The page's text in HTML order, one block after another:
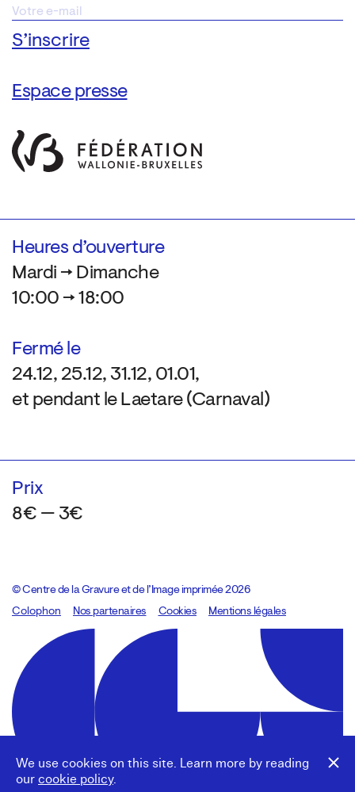
We use cookies on this site. Learn more by reading
our cookie policy.
Espace presse
Heures d’ouverture
Mardi → Dimanche
10:00 → 18:00
Fermé le
24.12, 25.12, 31.12, 01.01,
et pendant le Laetare (Carnaval)
Prix
8€ — 3€
© Centre de la Gravure et de l’Image imprimée 2026
Colophon
Design:Marcel Kaczmarek, code:8080.studio
Nos partenaires Cookies Mentions légales